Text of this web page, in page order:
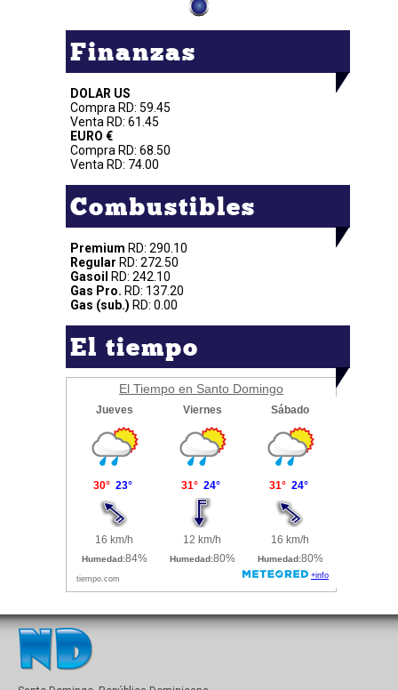
Finanzas
DOLAR US
Compra RD: 59.45
Venta RD: 61.45
EURO €
Compra RD: 68.50
Venta RD: 74.00
Combustibles
Premium RD: 290.10
Regular RD: 272.50
Gasoil
RD: 242.10
Gas Pro. RD: 137.20
Gas (sub.) RD: 0.00
El tiempo
El Tiempo en Santo Domingo